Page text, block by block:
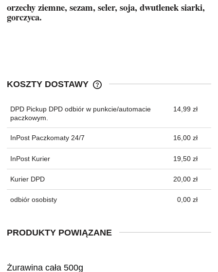
orzechy ziemne, sezam, seler, soja, dwutlenek siarki,
gorczyca.
KOSZTY DOSTAWY
DPD Pickup DPD odbiór w punkcie/automacie
paczkowym.
14,99 zł
InPost Paczkomaty 24/7 16,00 zł
InPost Kurier 19,50 zł
Kurier DPD 20,00 zł
odbiór osobisty 0,00 zł
PRODUKTY POWIĄZANE
Żurawina cała 500g